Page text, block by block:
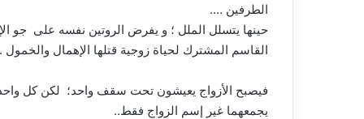
الطرفين ….
حينها يتسلل الملل ؛ و يفرض الروتين نفسه على جو
القاسم المشترك لحياة زوجية قتلها الإهمال
فيصبح الأزواج يعيشون تحت سقف واحد؛ لكن كل
يجمعهما غير إسم الزواج فقط..